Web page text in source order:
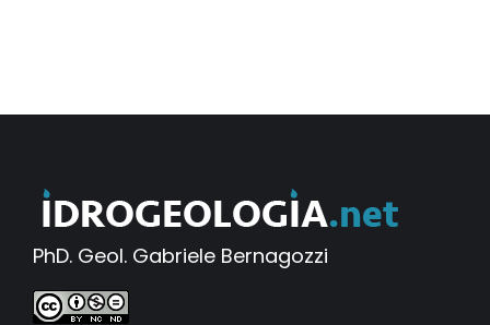
PhD. Geol. Gabriele Bernagozzi